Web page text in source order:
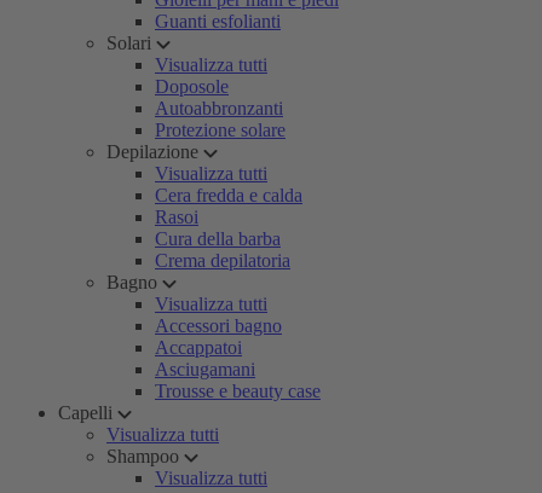
Guanti esfolianti
Solari
Visualizza tutti
Doposole
Autoabbronzanti
Protezione solare
Depilazione
Visualizza tutti
Cera fredda e calda
Rasoi
Cura della barba
Crema depilatoria
Bagno
Visualizza tutti
Accessori bagno
Accappatoi
Asciugamani
Trousse e beauty case
Capelli
Visualizza tutti
Shampoo
Visualizza tutti